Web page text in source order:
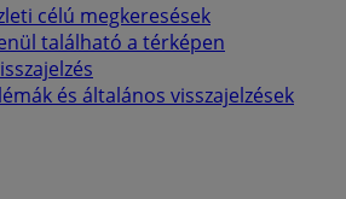
célú megkeresések
található a térképen
és általános visszajelzések